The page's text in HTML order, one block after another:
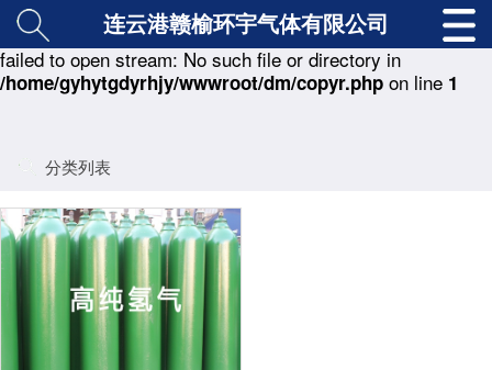
Warning : copy(./class/md5.class.php) [function.copy
]:
failed to open stream: No such file or directory in
/home/gyhytgdyrhjy/wwwroot/dm/copyr.php on line 1
连云港赣榆环宇气体有限公司
分类列表